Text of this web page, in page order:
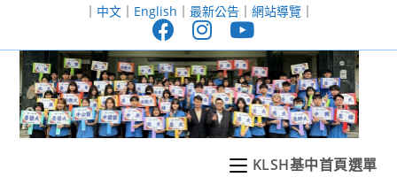
至
｜ 中文｜ English ｜ 最新公告｜ 網站導覽｜
KLSH基中首頁選單